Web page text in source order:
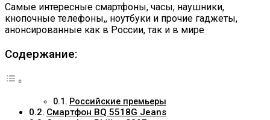
Самые интересные смартфоны, часы, наушники,
кнопочные телефоны,, ноутбуки и прочие гаджеты,
анонсированные как в России, так и в мире
Содержание:
Российские премьеры
Смартфон BQ 5518G Jeans